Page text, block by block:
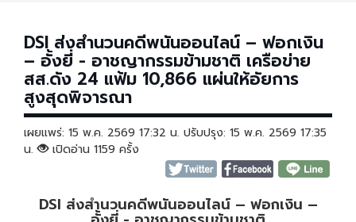
DSI ส่งสำนวนคดีพนันออนไลน์ – ฟอกเงิน
– อั้งยี่ - อาชญากรรมข้ามชาติ เครือข่าย
สส.ดัง 24 แฟ้ม 10,866 แผ่นให้อัยการ
สูงสุดพิจารณา
เผยแพร่: 15 พ.ค. 2569 17:32 น. ปรับปรุง: 15 พ.ค. 2569 17:35
น.
เปิดอ่าน 1159 ครั้ง
DSI ส่งสำนวนคดีพนันออนไลน์ – ฟอกเงิน –